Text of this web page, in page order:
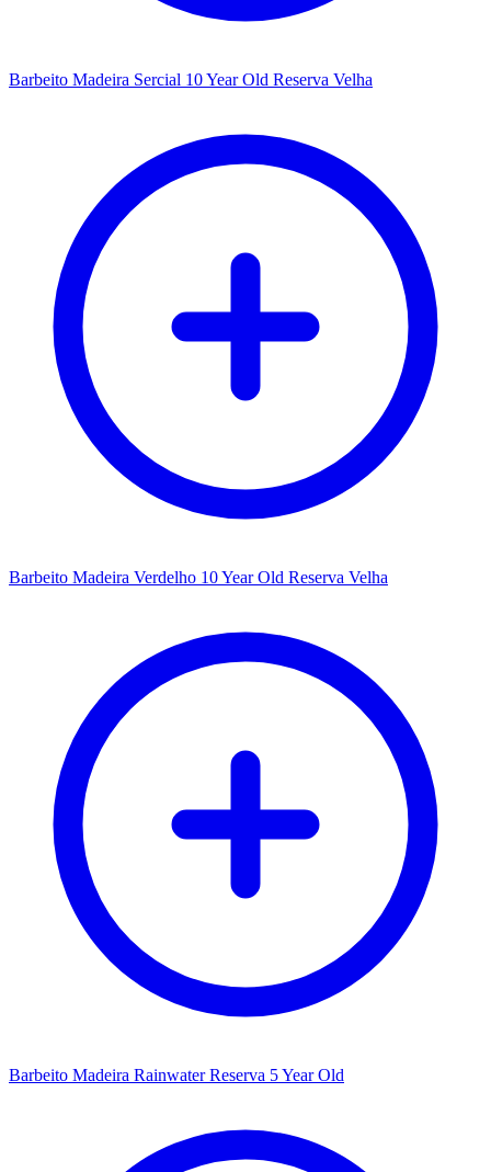
Barbeito Madeira Sercial 10 Year Old Reserva Velha
Barbeito Madeira Verdelho 10 Year Old Reserva Velha
Barbeito Madeira Rainwater Reserva 5 Year Old